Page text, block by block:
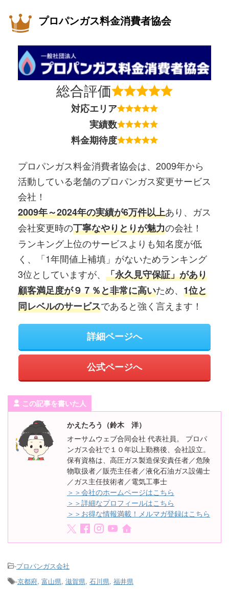
プロパンガス料金消費者協会
総合評価
対応エリア
実績数
料金期待度
プロパンガス料金消費者協会は、2009年から
活動している老舗のプロパンガス変更サービス
会社！
2009年～2024年の実績が6万件以上あり、ガス
会社変更時の丁寧なやりとりが魅力の会社！
ランキング上位のサービスよりも知名度が低
く、「1年間値上補填」がないためランキング
3位としていますが、 「永久見守保証」があり
顧客満足度が９７％と非常に高いため、 1位と
同レベルのサービスであると強く言えます！
詳細ページへ
公式ページへ
この記事を書いた人
かえたろう（鈴木 洋）
オーサムウェブ合同会社 代表社員。 プロパ
ンガス会社で１０年以上勤務後、会社設立。
保有資格は、高圧ガス製造保安責任者／危険
物取扱者／販売主任者／液化石油ガス設備士
／ガス主任技術者／電気工事士
＞＞会社のホームページはこちら
＞＞詳細なプロフィールはこちら
＞＞お得な情報満載！メルマガ登録はこちら
-プロパンガス会社
-京都府, 富山県, 滋賀県, 石川県, 福井県